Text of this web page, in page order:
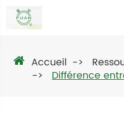
Accueil
Différence